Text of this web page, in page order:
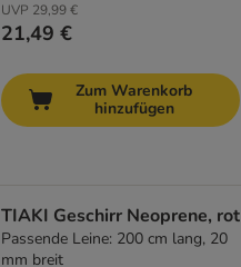
UVP 29,99 €
21,49 €
Zum Warenkorb
hinzufügen
TIAKI Geschirr Neoprene, rot
Passende Leine: 200 cm lang, 20
mm breit